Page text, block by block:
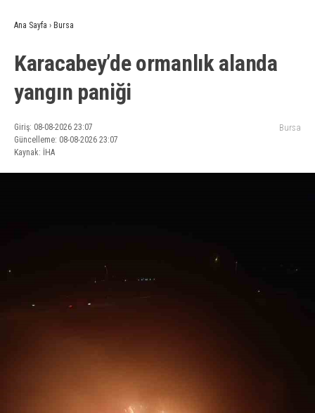
Ana Sayfa › Bursa
Karacabey’de ormanlık alanda
yangın paniği
Giriş: 08-08-2026 23:07
Güncelleme: 08-08-2026 23:07
Kaynak: İHA
Bursa